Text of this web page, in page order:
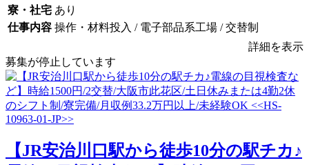
寮・社宅 あり
仕事内容 操作・材料投入 / 電子部品系工場 / 交替制
詳細を表示
募集が停止しています
【JR安治川口駅から徒歩10分の駅チカ♪